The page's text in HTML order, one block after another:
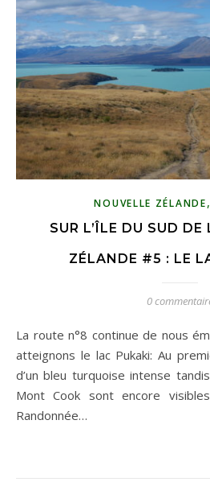
NOUVELLE ZÉLANDE,
SUR L’ÎLE DU SUD
ZÉLANDE #5 : LE
0
La route n°8 continue de nous émerveiller alors que nous
atteignons le lac Pukaki: Au
d’un bleu turquoise intense
Mont Cook sont encore
Randonnée…